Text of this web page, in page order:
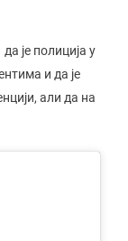
је полиција у
и да је
али да на